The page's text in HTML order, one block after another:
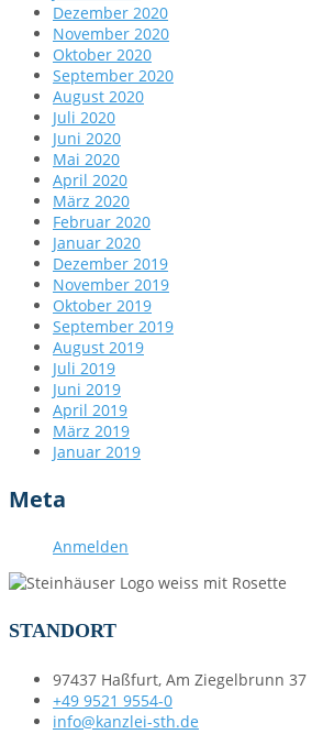
Dezember 2020
November 2020
Oktober 2020
September 2020
August 2020
Juli 2020
Juni 2020
Mai 2020
April 2020
März 2020
Februar 2020
Januar 2020
Dezember 2019
November 2019
Oktober 2019
September 2019
August 2019
Juli 2019
Juni 2019
April 2019
März 2019
Januar 2019
Meta
Anmelden
STANDORT
97437 Haßfurt, Am Ziegelbrunn 37
+49 9521 9554-0
info@kanzlei-sth.de